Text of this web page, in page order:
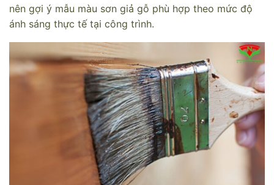
nên gợi ý mẫu màu sơn giả gỗ phù hợp theo mức độ
ánh sáng thực tế tại công trình.